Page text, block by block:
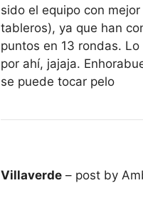
sido el equipo con
tableros), ya que han
puntos en 13 rondas.
por ahí, jajaja.
se puede tocar pelo
Villaverde – post by